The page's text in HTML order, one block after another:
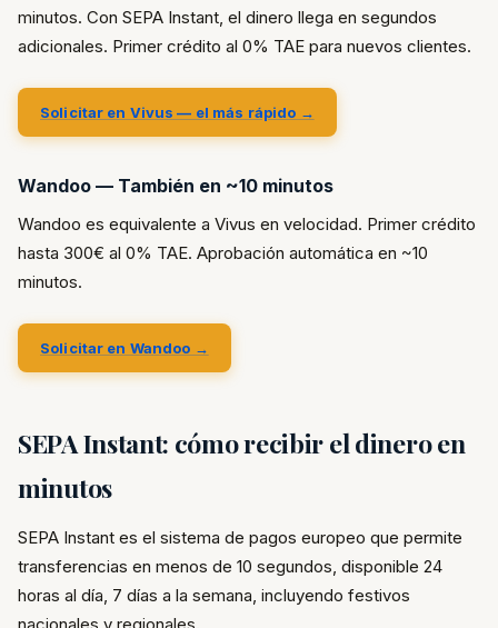
minutos. Con SEPA Instant, el dinero llega en segundos
adicionales. Primer crédito al 0% TAE para nuevos clientes.
Solicitar en Vivus — el más rápido →
Wandoo — También en ~10 minutos
Wandoo es equivalente a Vivus en velocidad. Primer crédito
hasta 300€ al 0% TAE. Aprobación automática en ~10
minutos.
Solicitar en Wandoo →
SEPA Instant: cómo recibir el dinero en
minutos
SEPA Instant es el sistema de pagos europeo que permite
transferencias en menos de 10 segundos, disponible 24
horas al día, 7 días a la semana, incluyendo festivos